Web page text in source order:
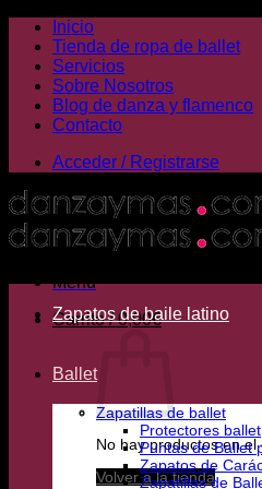
Saltar
contenido
Inicio
Tienda de ropa de ballet
Servicios
Sobre Nosotros
Blog de danza y flamenco
Contacto
Acceder / Registrarse
Menú
Carrito /0,00€
No hay productos en el
Volver a la tienda
Zapatos de baile latino
Ballet
Zapatillas de ballet
Protectores ballet
Puntas de Ballet
Zapatos de
Zapatillas de